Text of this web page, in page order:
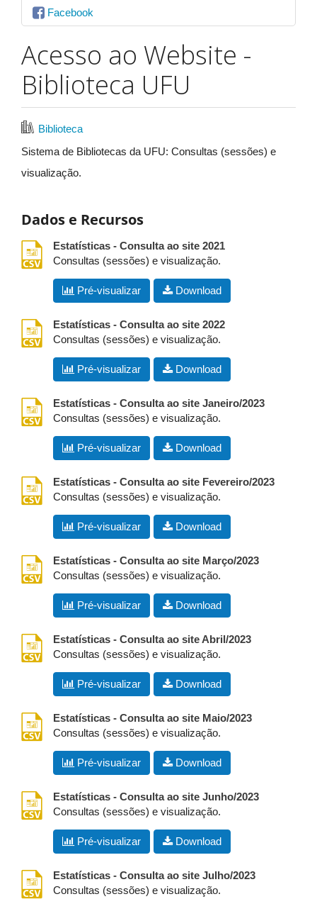
Facebook
Acesso ao Website -
Biblioteca UFU
Biblioteca
Sistema de Bibliotecas da UFU: Consultas (sessões) e
visualização.
Dados e Recursos
Estatísticas - Consulta ao site 2021
csv
Consultas (sessões) e visualização.
Pré-visualizar Download
Estatísticas - Consulta ao site 2022
csv
Consultas (sessões) e visualização.
Pré-visualizar Download
Estatísticas - Consulta ao site Janeiro/2023
csv
Consultas (sessões) e visualização.
Pré-visualizar Download
Estatísticas - Consulta ao site Fevereiro/2023
csv
Consultas (sessões) e visualização.
Pré-visualizar Download
Estatísticas - Consulta ao site Março/2023
csv
Consultas (sessões) e visualização.
Pré-visualizar Download
Estatísticas - Consulta ao site Abril/2023
csv
Consultas (sessões) e visualização.
Pré-visualizar Download
Estatísticas - Consulta ao site Maio/2023
csv
Consultas (sessões) e visualização.
Pré-visualizar Download
Estatísticas - Consulta ao site Junho/2023
csv
Consultas (sessões) e visualização.
Pré-visualizar Download
Estatísticas - Consulta ao site Julho/2023
csv
Consultas (sessões) e visualização.